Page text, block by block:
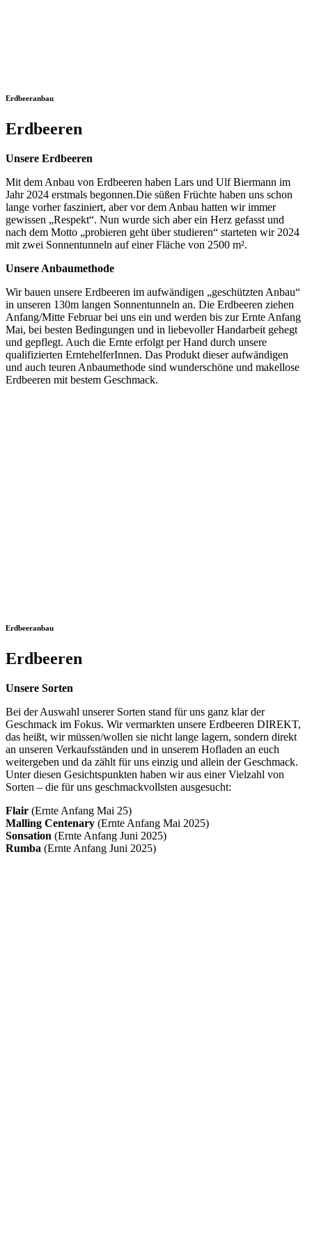
Erdbeeranbau
Erdbeeren
Unsere Erdbeeren
Mit dem Anbau von Erdbeeren haben Lars und Ulf Biermann im
Jahr 2024 erstmals begonnen.Die süßen Früchte haben uns schon
lange vorher fasziniert, aber vor dem Anbau hatten wir immer
gewissen „Respekt“. Nun wurde sich aber ein Herz gefasst und
nach dem Motto „probieren geht über studieren“ starteten wir 2024
mit zwei Sonnentunneln auf einer Fläche von 2500 m².
Unsere Anbaumethode
Wir bauen unsere Erdbeeren im aufwändigen „geschützten Anbau“
in unseren 130m langen Sonnentunneln an. Die Erdbeeren ziehen
Anfang/Mitte Februar bei uns ein und werden bis zur Ernte Anfang
Mai, bei besten Bedingungen und in liebevoller Handarbeit gehegt
und gepflegt. Auch die Ernte erfolgt per Hand durch unsere
qualifizierten ErntehelferInnen. Das Produkt dieser aufwändigen
und auch teuren Anbaumethode sind wunderschöne und makellose
Erdbeeren mit bestem Geschmack.
Erdbeeranbau
Erdbeeren
Unsere Sorten
Bei der Auswahl unserer Sorten stand für uns ganz klar der
Geschmack im Fokus. Wir vermarkten unsere Erdbeeren DIREKT,
das heißt, wir müssen/wollen sie nicht lange lagern, sondern direkt
an unseren Verkaufsständen und in unserem Hofladen an euch
weitergeben und da zählt für uns einzig und allein der Geschmack.
Unter diesen Gesichtspunkten haben wir aus einer Vielzahl von
Sorten – die für uns geschmackvollsten ausgesucht:
Flair (Ernte Anfang Mai 25)
Malling Centenary (Ernte Anfang Mai 2025)
Sonsation (Ernte Anfang Juni 2025)
Rumba (Ernte Anfang Juni 2025)